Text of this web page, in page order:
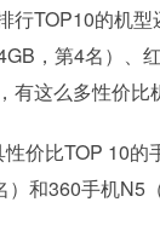
行TOP10的机
，第4名）、
这么多性价比
价比TOP 10
和360手机N5